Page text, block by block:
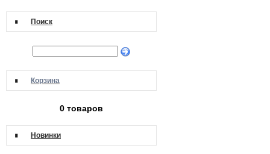
Поиск
Корзина
0 товаров
Новинки